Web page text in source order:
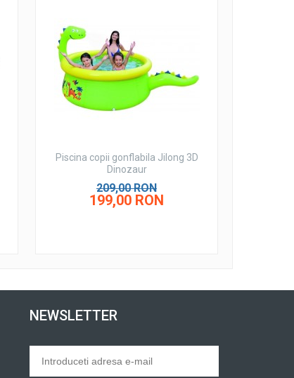
Piscina copii gonflabila Jilong 3D
Dinozaur
209,00 RON
199,00 RON
NEWSLETTER